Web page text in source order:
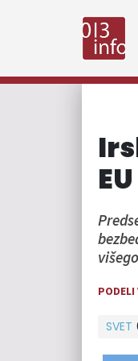
EU
PODELI
SVET